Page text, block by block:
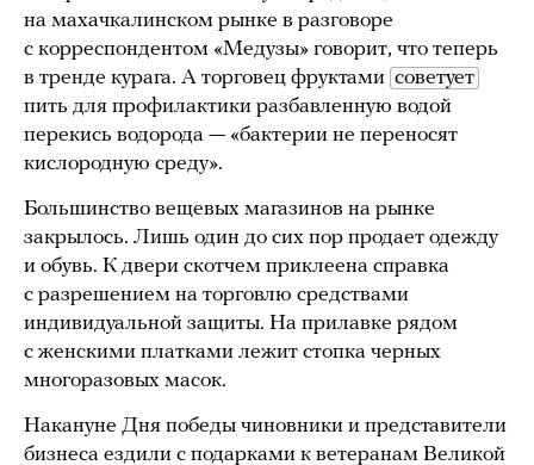
на махачкалинском рынке в разговоре
с корреспондентом «Медузы» говорит, что теперь
в тренде курага. А торговец фруктами советует
пить для профилактики разбавленную водой
перекись водорода — «бактерии не переносят
кислородную среду».
Большинство вещевых магазинов на рынке
закрылось. Лишь один до сих пор продает одежду
и обувь. К двери скотчем приклеена справка
с разрешением на торговлю средствами
индивидуальной защиты. На прилавке рядом
с женскими платками лежит стопка черных
многоразовых масок.
Накануне Дня победы чиновники и представители
бизнеса ездили с подарками к ветеранам Великой